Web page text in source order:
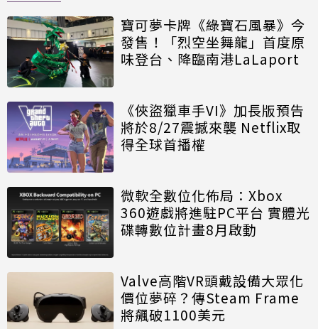
寶可夢卡牌《綠寶石風暴》今
發售！「烈空坐舞龍」首度原
味登台、降臨南港LaLaport
《俠盜獵車手VI》加長版預告
將於8/27震撼來襲 Netflix取
得全球首播權
微軟全數位化佈局：Xbox
360遊戲將進駐PC平台 實體光
碟轉數位計畫8月啟動
Valve高階VR頭戴設備大眾化
價位夢碎？傳Steam Frame
將飆破1100美元